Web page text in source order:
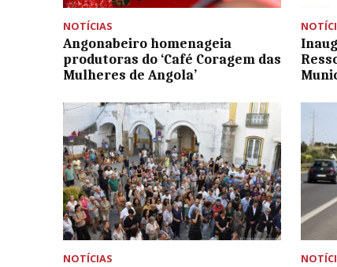
NOTÍCIAS
Angonabeiro homenageia
produtoras do ‘Café Coragem das
Mulheres de Angola’
NOTÍCIAS